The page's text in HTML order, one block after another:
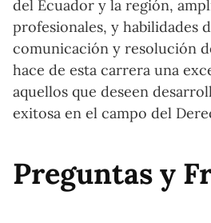
del Ecuador y la región,
profesionales, y habilidades
comunicación y resolución
hace de esta carrera una
aquellos que deseen
exitosa en el campo del
Preguntas y